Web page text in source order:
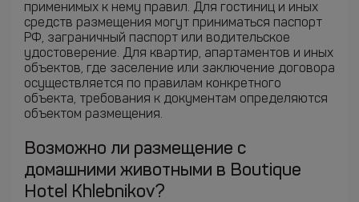
применимых к нему правил. Для гостиниц и иных
средств размещения могут приниматься паспорт
РФ, заграничный паспорт или водительское
удостоверение. Для квартир, апартаментов и иных
объектов, где заселение или заключение договора
осуществляется по правилам конкретного
объекта, требования к документам определяются
объектом размещения.
Возможно ли размещение с
домашними животными в Boutique
Hotel Khlebnikov?